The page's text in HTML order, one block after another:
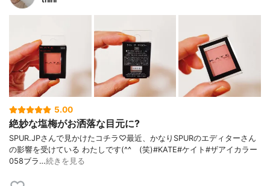
5.00
絶妙な塩梅がお洒落な目元に?
SPUR.JPさんで見かけたコチラ♡最近、かなりSPURのエディターさん
の影響を受けている わたしです(^^ゞ(笑)#KATE#ケイト#ザアイカラー
058ブラ…続きを見る